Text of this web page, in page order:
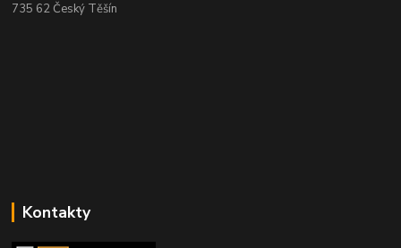
735 62 Český Těšín
Kontakty